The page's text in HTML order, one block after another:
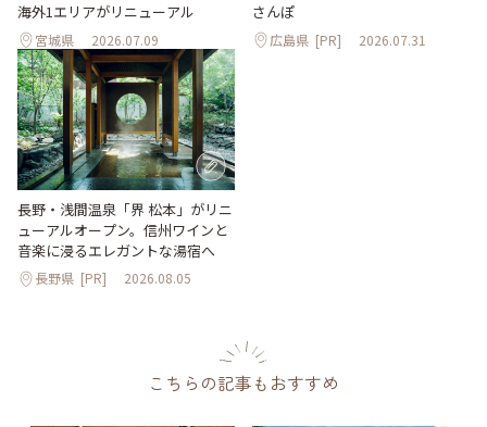
海外1エリアがリニューアル
宮城県 2026.07.09
さんぽ
広島県 [PR] 2026.07.31
長野・浅間温泉「界 松本」がリニ
ューアルオープン。信州ワインと
音楽に浸るエレガントな湯宿へ
長野県 [PR] 2026.08.05
こちらの記事もおすすめ